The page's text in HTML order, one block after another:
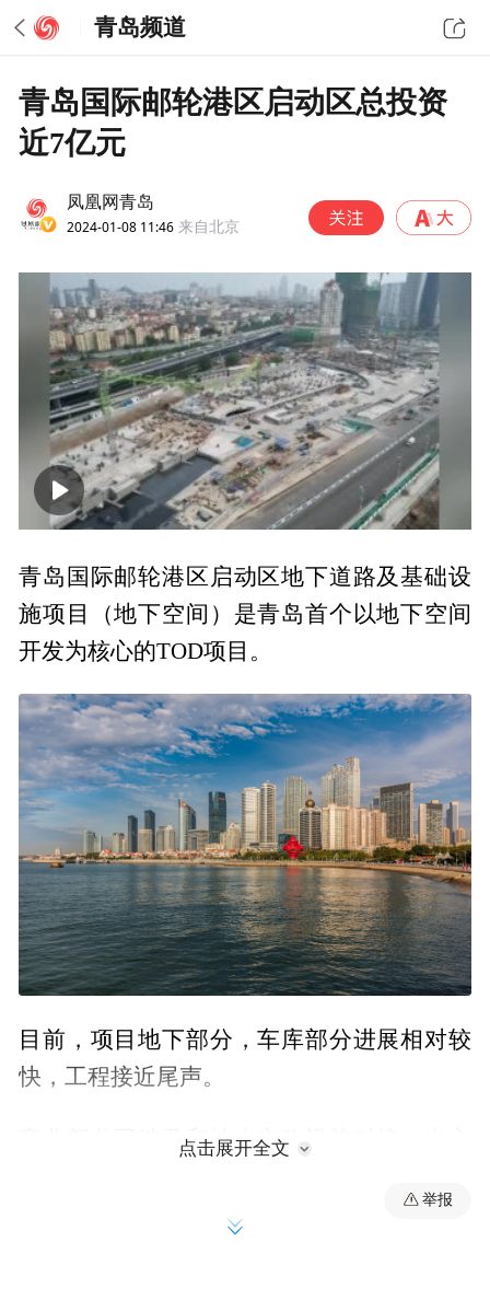
青岛频道
青岛国际邮轮港区启动区总投资
近7亿元
凤凰网青岛
2024-01-08 11:46 来自北京
00:00 00:30
青岛国际邮轮港区启动区地下道路及基础设
施项目（地下空间）是青岛首个以地下空间
开发为核心的TOD项目。
目前，项目地下部分，车库部分进展相对较
快，工程接近尾声。
商业部分因涉及和地上市政设施对接、出入
建设地上土建管廊，预计春节后铺设管线。
点击展开全文
举报